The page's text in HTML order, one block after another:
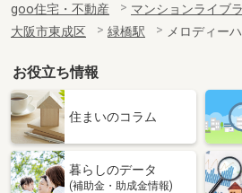
goo住宅・不動産 マンションライブ
大阪市東成区
緑橋駅 メロディー
お役立ち情報
住まいのコラム
暮らしのデータ
(補助金・助成金情報)